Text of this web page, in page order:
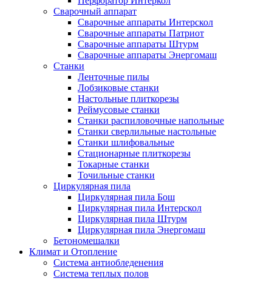
Сварочный аппарат
Сварочные аппараты Интерскол
Сварочные аппараты Патриот
Сварочные аппараты Штурм
Сварочные аппараты Энергомаш
Станки
Ленточные пилы
Лобзиковые станки
Настольные плиткорезы
Реймусовые станки
Станки распиловочные напольные
Станки сверлильные настольные
Станки шлифовальные
Стационарные плиткорезы
Токарные станки
Точильные станки
Циркулярная пила
Циркулярная пила Бош
Циркулярная пила Интерскол
Циркулярная пила Штурм
Циркулярная пила Энергомаш
Бетономешалки
Климат и Отопление
Система антиобледенения
Система теплых полов